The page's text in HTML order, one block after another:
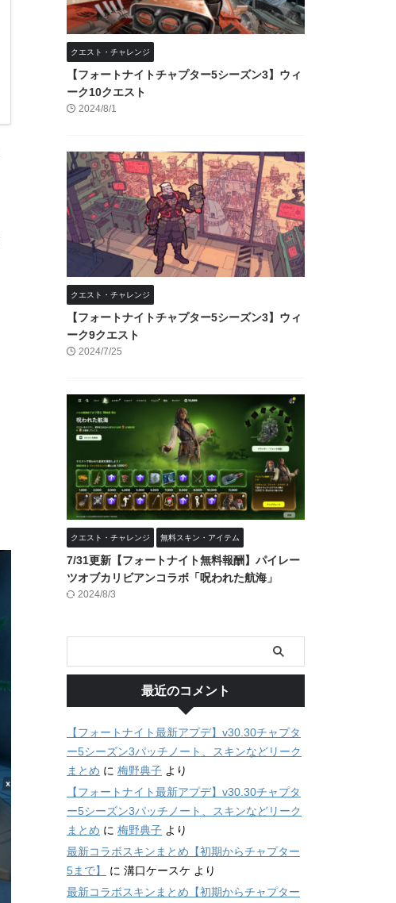
クエスト・チャレンジ
【フォートナイトチャプター5シーズン3】ウィ
ーク10クエスト
2024/8/1
クエスト・チャレンジ
【フォートナイトチャプター5シーズン3】ウィ
ーク9クエスト
2024/7/25
クエスト・チャレンジ 無料スキン・アイテム
7/31更新【フォートナイト無料報酬】パイレー
ツオブカリビアンコラボ「呪われた航海」
2024/8/3
最近のコメント
【フォートナイト最新アプデ】v30.30チャプタ
ー5シーズン3パッチノート、スキンなどリーク
まとめ に 梅野典子 より
【フォートナイト最新アプデ】v30.30チャプタ
ー5シーズン3パッチノート、スキンなどリーク
まとめ に 梅野典子 より
最新コラボスキンまとめ【初期からチャプター
5まで】
に 溝口ケースケ より
最新コラボスキンまとめ【初期からチャプター